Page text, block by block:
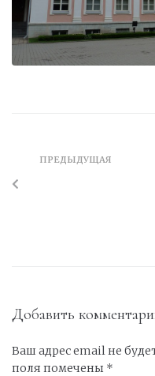
ПРЕДЫДУЩАЯ
Добавить
Ваш адрес email не
поля помечены *